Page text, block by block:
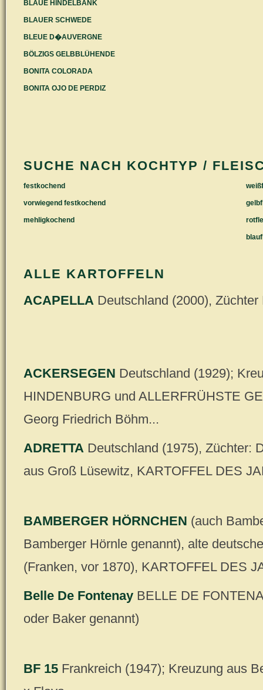
BLAUE HINDELBANK
BLAUER SCHWEDE
BLEUE D�AUVERGNE
BÖLZIGS GELBBLÜHENDE
BONITA COLORADA
BONITA OJO DE PERDIZ
SUCHE NACH KOCHTYP /
festkochend
vorwiegend festkochend
mehligkochend
ALLE KARTOFFELN
ACAPELLA Deutschland (2000),
ACKERSEGEN Deutschland (1929);
HINDENBURG und ALLERFRÜHSTE
Georg Friedrich Böhm...
ADRETTA Deutschland (1975), Züchter:
aus Groß Lüsewitz, KARTOFFEL DES
BAMBERGER HÖRNCHEN (auch
Bamberger Hörnle genannt), alte
(Franken, vor 1870), KARTOFFEL DES
Belle De Fontenay BELLE DE
oder Baker genannt)
BF 15 Frankreich (1947); Kreuzung aus